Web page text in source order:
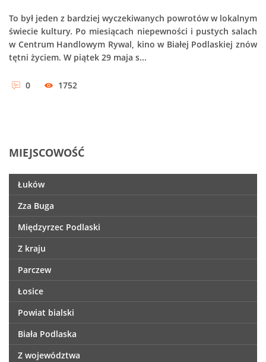
To był jeden z bardziej wyczekiwanych powrotów w lokalnym
świecie kultury. Po miesiącach niepewności i pustych salach
w Centrum Handlowym Rywal, kino w Białej Podlaskiej znów
tętni życiem. W piątek 29 maja s...
0 1752
MIEJSCOWOŚĆ
Łuków
Zza Buga
Międzyrzec Podlaski
Z kraju
Parczew
Łosice
Powiat bialski
Biała Podlaska
Z województwa